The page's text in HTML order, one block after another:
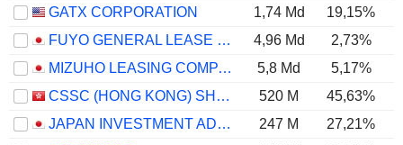
GATX CORPORATION
1,74 Md 19,15%
FUYO GENERAL LEASE CO., LTD.
4,96 Md 2,73%
MIZUHO LEASING COMPANY, LIMITED
5,8 Md 5,17%
CSSC (HONG KONG) SHIPPING COMPANY LIMITED
520 M 45,63%
JAPAN INVESTMENT ADVISER CO., LTD.
247 M 27,21%